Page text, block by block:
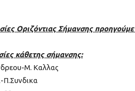
Οριζόντιας Σήμανσης
κάθετης σήμανσης:
Μ. Καλλας
Π.Συνδικα